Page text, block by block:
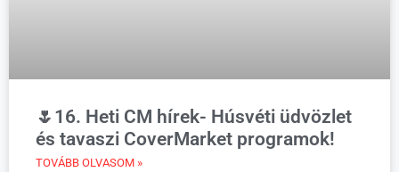
🌷16. Heti CM hírek- Húsvéti üdvözlet
és tavaszi CoverMarket programok!
TOVÁBB OLVASOM »